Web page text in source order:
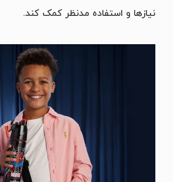
نیازها و استفاده مدنظر کمک کند.